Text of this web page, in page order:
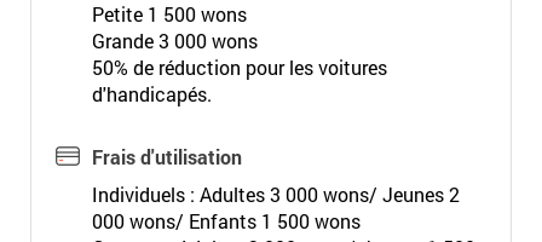
Petite 1 500 wons
Grande 3 000 wons
50% de réduction pour les voitures
d'handicapés.
Frais d'utilisation
Individuels : Adultes 3 000 wons/ Jeunes 2
000 wons/ Enfants 1 500 wons